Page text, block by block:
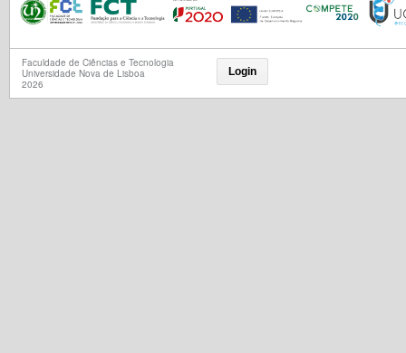
Faculdade de Ciências e Tecnologia
Universidade Nova de Lisboa
2026
Login